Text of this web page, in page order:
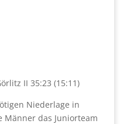
II 35:23 (15:11)
Niederlage in
Männer das Juniorteam